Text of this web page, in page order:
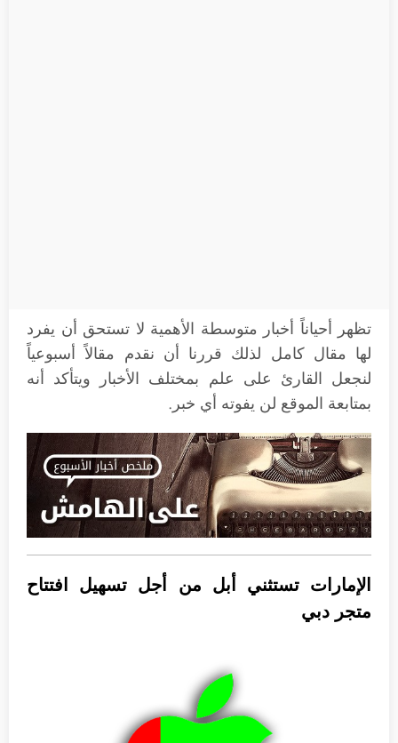
تظهر أحياناً أخبار متوسطة الأهمية لا تستحق أن يفرد
لها مقال كامل لذلك قررنا أن نقدم مقالاً أسبوعياً
لنجعل القارئ على علم بمختلف الأخبار ويتأكد أنه
بمتابعة الموقع لن يفوته أي خبر.
الإمارات تستثني أبل من أجل تسهيل افتتاح
متجر دبي